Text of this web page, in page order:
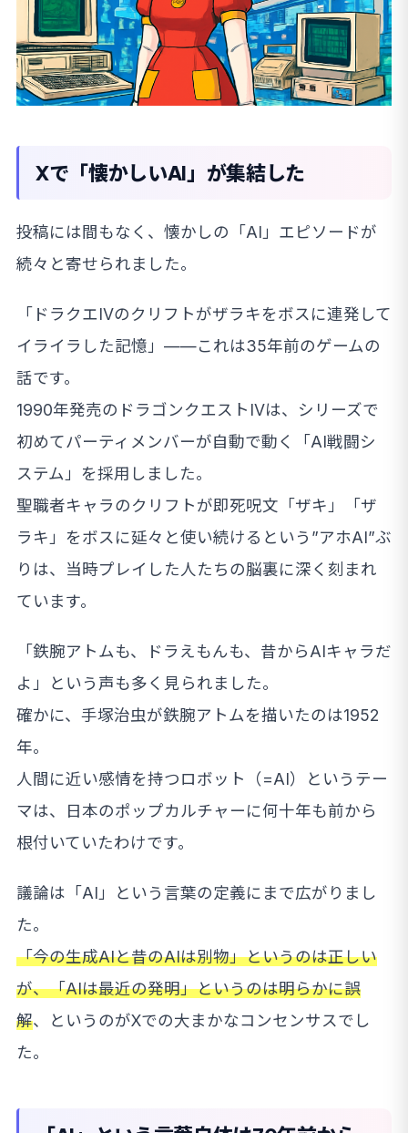
Xで「懐かしいAI」が集結した
投稿には間もなく、懐かしの「AI」エピソードが
続々と寄せられました。
「ドラクエIVのクリフトがザラキをボスに連発して
イライラした記憶」——これは35年前のゲームの
話です。
1990年発売のドラゴンクエストIVは、シリーズで
初めてパーティメンバーが自動で動く「AI戦闘シ
ステム」を採用しました。
聖職者キャラのクリフトが即死呪文「ザキ」「ザ
ラキ」をボスに延々と使い続けるという”アホAI”ぶ
りは、当時プレイした人たちの脳裏に深く刻まれ
ています。
「鉄腕アトムも、ドラえもんも、昔からAIキャラだ
よ」という声も多く見られました。
確かに、手塚治虫が鉄腕アトムを描いたのは1952
年。
人間に近い感情を持つロボット（=AI）というテー
マは、日本のポップカルチャーに何十年も前から
根付いていたわけです。
議論は「AI」という言葉の定義にまで広がりまし
た。
「今の生成AIと昔のAIは別物」というのは正しい
が、「AIは最近の発明」というのは明らかに誤
解、というのがXでの大まかなコンセンサスでし
た。